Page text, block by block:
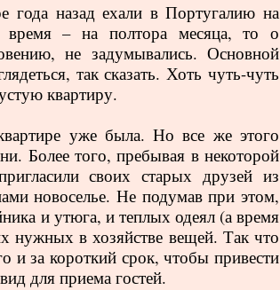
года назад ехали в Португалию на
время – на полтора месяца, то о
не задумывались. Основной
так сказать. Хоть чуть-чуть
квартиру.
уже была. Но все же этого
Более того, пребывая в некоторой
своих старых друзей из
новоселье. Не подумав при этом,
и утюга, и теплых одеял (а время
нужных в хозяйстве вещей. Так что
и за короткий срок, чтобы привести
для приема гостей.